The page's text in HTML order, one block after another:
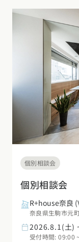
個別相談会
個別相談会
R+house奈良
奈良県生駒市元
2026.8.1(土)
受付時間: 09:00